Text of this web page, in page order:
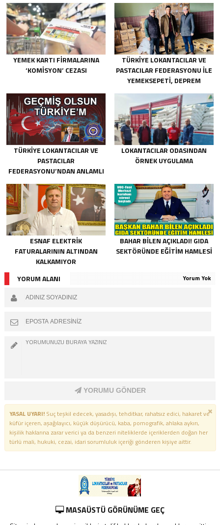
YEMEK KARTI FIRMALARINA
‘KOMISYON’ CEZASI
TÜRKIYE LOKANTACILAR VE
PASTACILAR FEDERASYONU ILE
YEMEKSEPETI, DEPREM
TÜRKIYE LOKANTACILAR VE
PASTACILAR
FEDERASYONU’NDAN ANLAMLI
LOKANTACILAR ODASINDAN
ÖRNEK UYGULAMA
ESNAF ELEKTRIK
FATURALARININ ALTINDAN
KALKAMIYOR
BAHAR BILEN AÇIKLADI! GIDA
SEKTÖRÜNDE EĞITIM HAMLESI
YORUM ALANI Yorum Yok
YORUMU GÖNDER
YASAL UYARI!Suç teşkil edecek, yasadışı, tehditkar, rahatsız edici, hakaret ve
küfür içeren, aşağılayıcı, küçük düşürücü, kaba, pornografik, ahlaka aykırı,
kişilik haklarına zarar verici ya da benzeri niteliklerde içeriklerden doğan her
türlü mali, hukuki, cezai, idari sorumluluk içeriği gönderen kişiye aittir.
MASAÜSTÜ GÖRÜNÜME GEÇ